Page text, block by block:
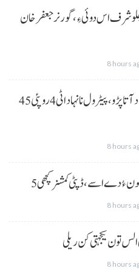
شرف اس دوئی ءِ،گورنر جعفرخان
8 hours
حکومت نا کنڈ آن پیٹرولیم نا پوسکن آ نہاد آتا پڑو،پیٹرول نا نہاد اٹی 4 روپئی 45
8 hours
ءُ دے اسے،ڈپٹی کمشنر کچھی
8 hours
الس تون یکجہتی کن ریلی
8 hours